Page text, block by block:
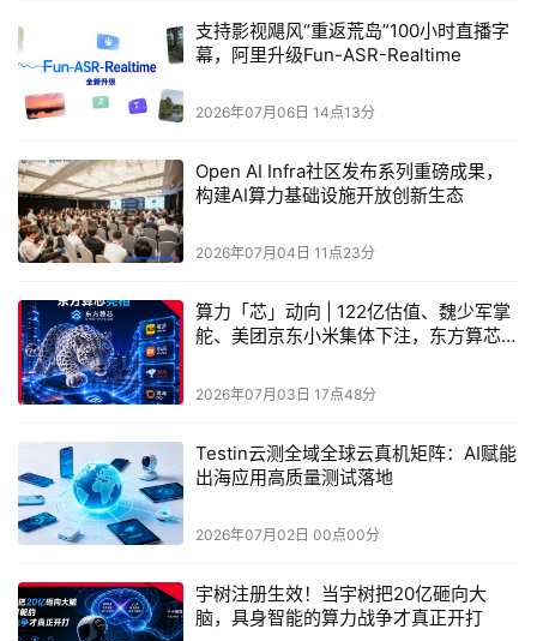
这组数字的核心意义在于它证明了在固定制程节点下，仅靠
架构革新就能实现过去需要三代工艺迭代才能换来的性能跨
越。
正如芯片说首席分析师林美炳的判断，即使没有外部限制，
行业也会走向这个方向。
台积电、英特尔都在各自的路线图上探索3D堆叠与先进封
体管层、电路层、芯片层、系统层四个维度的优化整合进同
一套理论框架。
它不是在否定摩尔定律，而是在摩尔定律的物理极限逼近
支持影视飓风“重返荒岛”100小时直播字
幕，阿里升级Fun-ASR-Realtime
2026年07月06日 14点13分
Open AI Infra社区发布系列重磅成果，
构建AI算力基础设施开放创新生态
2026年07月04日 11点23分
算力「芯」动向 | 122亿估值、魏少军掌
舵、美团京东小米集体下注，东方算芯的
2026年07月03日 17点48分
Testin云测全域全球云真机矩阵：AI赋能
出海应用高质量测试落地
2026年07月02日 00点00分
宇树注册生效！当宇树把20亿砸向大
脑，具身智能的算力战争才真正开打